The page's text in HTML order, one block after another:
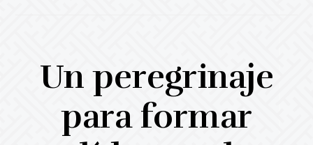
Un peregrinaje
para formar